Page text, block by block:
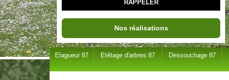
Nos réalisations
Elagueur 87 Etêtage d'arbres 87 Dessouchage 87